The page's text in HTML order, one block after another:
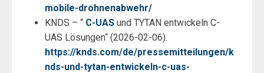
mobile-drohnenabwehr/
KNDS – “ C-UASund TYTAN entwickeln C-
UAS Lösungen“ (2026-02-06).
https://knds.com/de/pressemitteilungen/k
nds-und-tytan-entwickeln-c-uas-